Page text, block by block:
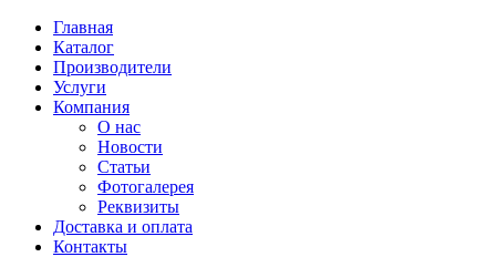
Главная
Каталог
Производители
Услуги
Компания
О нас
Новости
Статьи
Фотогалерея
Реквизиты
Доставка и оплата
Контакты